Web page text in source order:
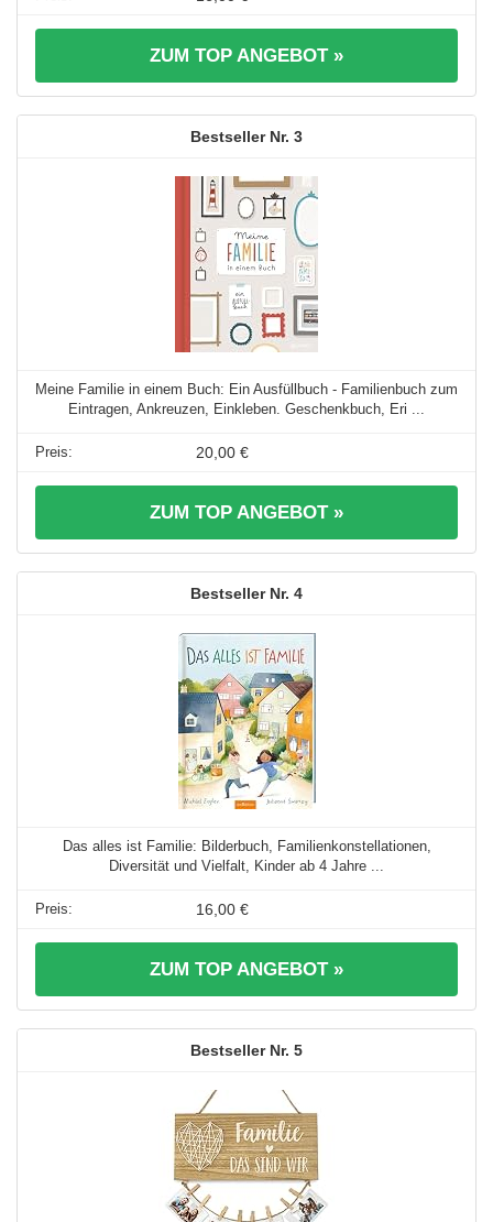
ZUM TOP ANGEBOT »
3
Meine Familie in einem Buch: Ein Ausfüllbuch - Familienbuch zum
Eintragen, Ankreuzen, Einkleben. Geschenkbuch, Eri ...
20,00 €
ZUM TOP ANGEBOT »
4
Das alles ist Familie: Bilderbuch, Familienkonstellationen,
Diversität und Vielfalt, Kinder ab 4 Jahre ...
16,00 €
ZUM TOP ANGEBOT »
5